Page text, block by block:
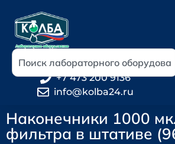
+7 473 200 9136
info@kolba24.ru
Наконечники 1000
фильтра в штативе